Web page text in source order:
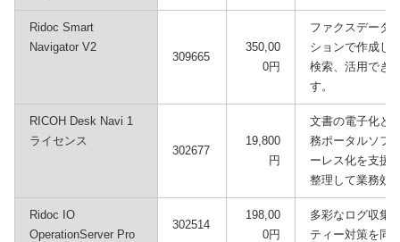
Ridoc Smart
Navigator V2
309665
350,00
0円
ファクスデータ
ションで作成し
検索、活用でき
す。
RICOH Desk Navi 1
ライセンス
302677
19,800
円
文書の電子化と
務ポータルソフ
ーレス化を支援
整理して業務効
Ridoc IO
OperationServer Pro
302514
198,00
0円
多彩なログ収集
ティー対策を同